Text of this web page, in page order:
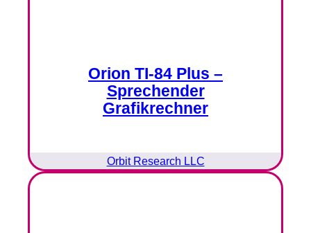
Orion TI-84 Plus –
Sprechender
Grafikrechner
Orbit Research LLC